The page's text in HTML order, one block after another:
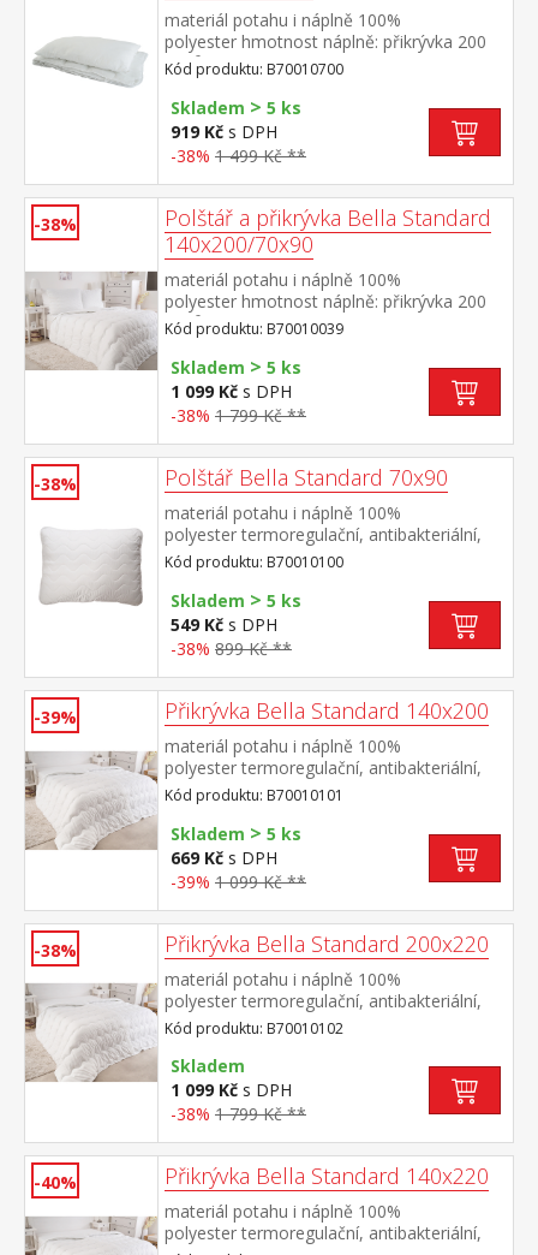
materiál potahu i náplně 100%
polyester hmotnost náplně: přikrývka 200
g/m², polštář: cca 850 g rozměry: přikrývka
140 × 200 cm, polštář 70 × 90
cm termoregulační, antibakteriální, vhodné
pro alergiky přikrývka je elegantně
prošitá pratelné do 60 °C
Kód produktu: B70010700
Skladem > 5 ks
919 Kč s DPH
-38% 1 499 Kč **
-38%
Polštář a přikrývka Bella Standard
140x200/70x90
materiál potahu i náplně 100%
polyester hmotnost náplně: přikrývka 200
g/m², polštář: cca 1000 g rozměry: přikrývka
140 × 200 cm, polštář 70 × 90
cm termoregulační, antibakteriální, vhodné
pro alergiky přikrývka i polštář jsou
elegantně prošité pratelné do 60 °C
Kód produktu: B70010039
Skladem > 5 ks
1 099 Kč s DPH
-38% 1 799 Kč **
-38% Polštář Bella Standard 70x90
materiál potahu i náplně 100%
polyester termoregulační, antibakteriální,
vhodný pro alergiky elegantně
prošitý pratelný do 60 °C
Kód produktu: B70010100
Skladem > 5 ks
549 Kč s DPH
-38% 899 Kč **
-39% Přikrývka Bella Standard 140x200
materiál potahu i náplně 100%
polyester termoregulační, antibakteriální,
vhodná pro alergiky elegantně
prošitá pratelná do 60 °C
Kód produktu: B70010101
Skladem > 5 ks
669 Kč s DPH
-39% 1 099 Kč **
-38% Přikrývka Bella Standard 200x220
materiál potahu i náplně 100%
polyester termoregulační, antibakteriální,
vhodná pro alergiky elegantně
prošitá pratelná do 60 °C
Kód produktu: B70010102
Skladem
1 099 Kč s DPH
-38% 1 799 Kč **
-40% Přikrývka Bella Standard 140x220
materiál potahu i náplně 100%
polyester termoregulační, antibakteriální,